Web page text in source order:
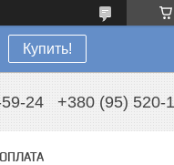
Купить!
24 +380 (95) 520-